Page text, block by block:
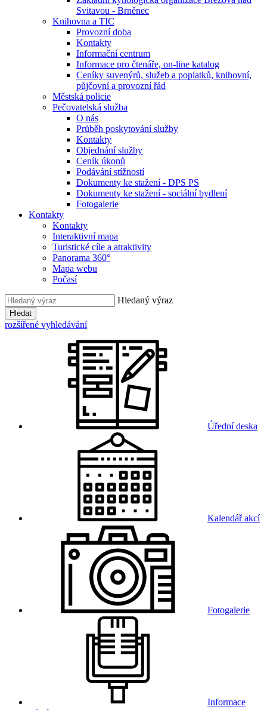
Svitavou - Brněnec
Knihovna a TIC
Provozní doba
Kontakty
Informační centrum
Informace pro čtenáře, on-line katalog
Ceníky suvenýrů, služeb a poplatků, knihovní,
půjčovní a provozní řád
Městská policie
Pečovatelská služba
O nás
Průběh poskytování služby
Kontakty
Objednání služby
Ceník úkonů
Podávání stížností
Dokumenty ke stažení - DPS PS
Dokumenty ke stažení - sociální bydlení
Fotogalerie
Kontakty
Kontakty
Interaktivní mapa
Turistické cíle a atraktivity
Panorama 360°
Mapa webu
Počasí
Hledaný výraz
Hledat
rozšířené vyhledávání
Úřední deska
Kalendář akcí
Fotogalerie
Informace